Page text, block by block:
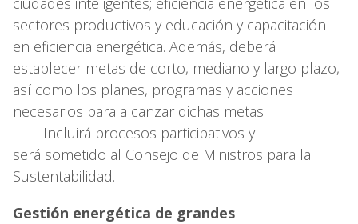
sectores productivos y educación y capacitación
en eficiencia energética. Además, deberá
establecer metas de corto, mediano y largo plazo,
así como los planes, programas y acciones
necesarios para alcanzar dichas metas.
· Incluirá procesos participativos y
será sometido al Consejo de Ministros para la
Sustentabilidad.
Gestión energética de grandes